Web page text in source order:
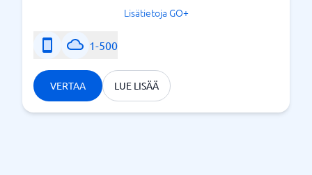
Lisätietoja GO+
1-500
VERTAA LUE LISÄÄ